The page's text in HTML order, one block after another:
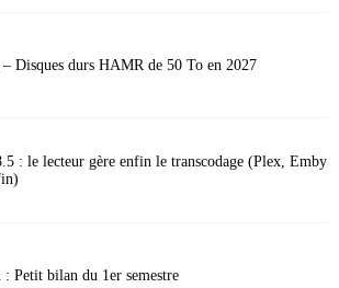
– Disques durs HAMR de 50 To en 2027
: le lecteur gère enfin le transcodage (Plex, Emby
: Petit bilan du 1er semestre